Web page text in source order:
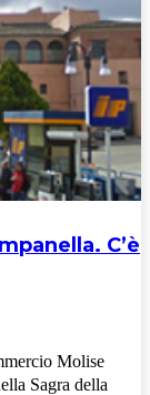
C’è
Molise
Sagra della